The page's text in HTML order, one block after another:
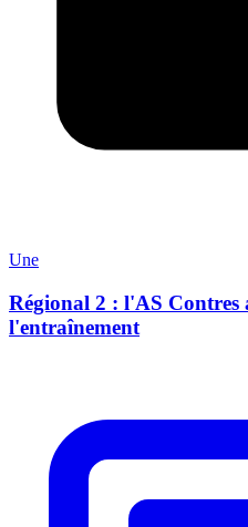
Une
Régional 2 : l'AS Contres
l'entraînement